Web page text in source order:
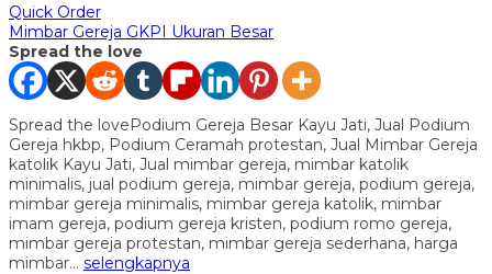
Quick Order
Mimbar Gereja GKPI Ukuran Besar
Spread the love
Spread the lovePodium Gereja Besar Kayu Jati, Jual Podium
Gereja hkbp, Podium Ceramah protestan, Jual Mimbar Gereja
katolik Kayu Jati, Jual mimbar gereja, mimbar katolik
minimalis, jual podium gereja, mimbar gereja, podium gereja,
mimbar gereja minimalis, mimbar gereja katolik, mimbar
imam gereja, podium gereja kristen, podium romo gereja,
mimbar gereja protestan, mimbar gereja sederhana, harga
mimbar… selengkapnya